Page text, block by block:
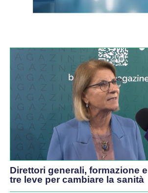
Direttori generali, formazione
tre leve per cambiare la sanità